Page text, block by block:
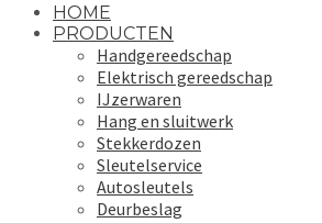
HOME
PRODUCTEN
Handgereedschap
Elektrisch gereedschap
IJzerwaren
Hang en sluitwerk
Stekkerdozen
Sleutelservice
Autosleutels
Deurbeslag